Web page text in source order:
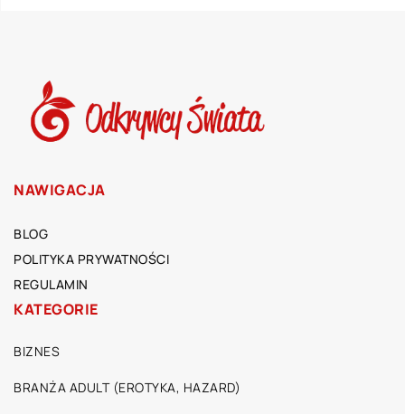
NAWIGACJA
BLOG
POLITYKA PRYWATNOŚCI
REGULAMIN
KATEGORIE
BIZNES
BRANŻA ADULT (EROTYKA, HAZARD)